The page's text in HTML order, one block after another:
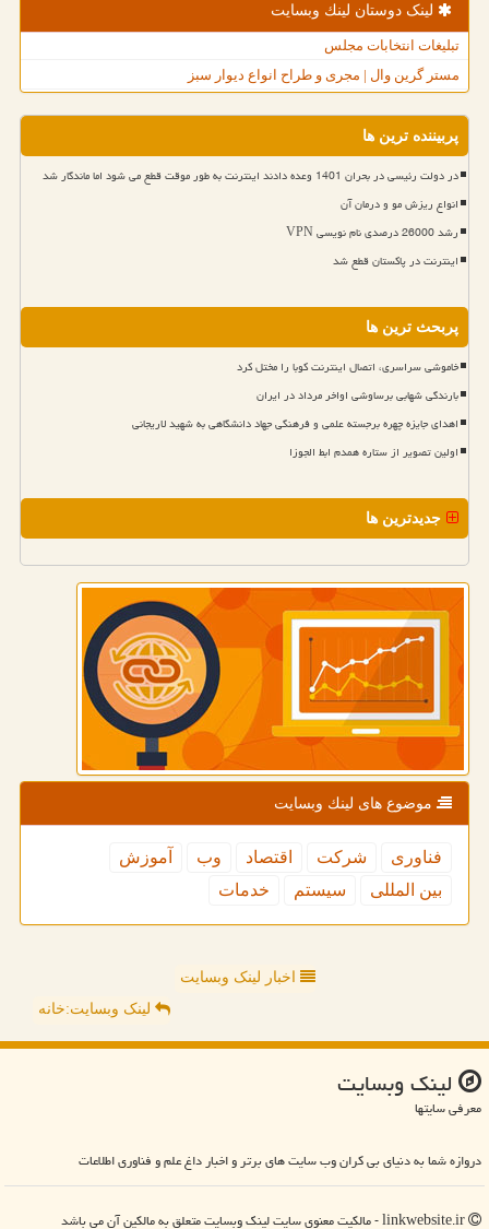
لینک دوستان لینك وبسایت
تبلیغات انتخابات مجلس
مستر گرین وال | مجری و طراح انواع دیوار سبز
پربیننده ترین ها
در دولت رئیسی در بحران 1401 وعده دادند اینترنت به طور موقت قطع می شود اما ماندگار شد
انواع ریزش مو و درمان آن
رشد 26000 درصدی نام نویسی VPN
اینترنت در پاکستان قطع شد
پربحث ترین ها
خاموشی سراسری، اتصال اینترنت کوبا را مختل کرد
بارندگی شهابی برساوشی اواخر مرداد در ایران
اهدای جایزه چهره برجسته علمی و فرهنگی جهاد دانشگاهی به شهید لاریجانی
اولین تصویر از ستاره همدم ابط الجوزا
جدیدترین ها
موضوع های لینك وبسایت
فناوری شركت اقتصاد وب
آموزش
بین المللی
سیستم خدمات
اخبار لینک وبسایت
لینک وبسایت:خانه
لینك وبسایت
معرفی سایتها
دروازه شما به دنیای بی کران وب سایت های برتر و اخبار داغ علم و فناوری اطلاعات